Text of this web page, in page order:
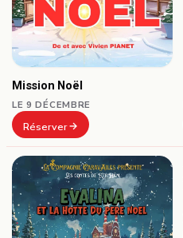
Mission Noël
LE 9 DÉCEMBRE
Réserver